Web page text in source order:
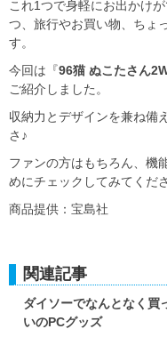
これ1つで身軽にお出かけ
つ、旅行やお買い物、ちょ
す。
今回は『96猫 ぬこたさん
ご紹介しました。
収納力とデザインを兼ね備
さ♪
ファンの方はもちろん、機
めにチェックしてみてくだ
商品提供：宝島社
関連記事
ダイソーでなんとなく
いのPCグッズ